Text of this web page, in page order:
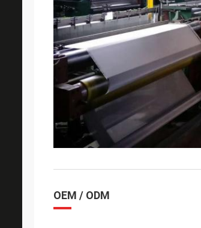
OEM / ODM